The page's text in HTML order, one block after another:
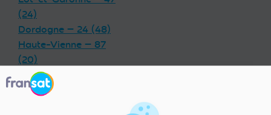
(24)
Dordogne — 24 (48)
Haute-Vienne — 87
(20)
Charente — 16 (32)
Landes — 40 (33)